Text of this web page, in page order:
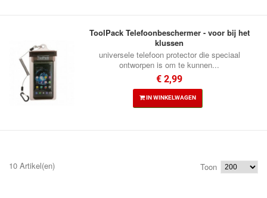
ToolPack Telefoonbeschermer - voor bij het
klussen
universele telefoon protector die speciaal
ontworpen is om te kunnen...
€ 2,99
IN WINKELWAGEN
10 Artikel(en) Toon